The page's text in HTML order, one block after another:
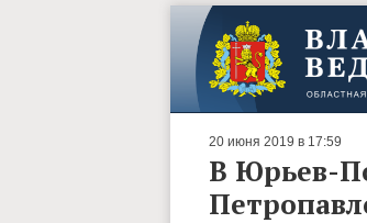
20 июня 2019 в 17:59
В Юрьев-